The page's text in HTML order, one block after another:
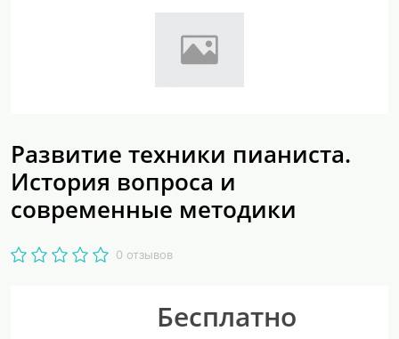
Развитие техники пианиста.
История вопроса и
современные методики
0 отзывов
Бесплатно